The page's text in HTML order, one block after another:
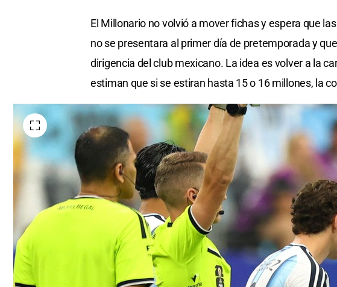
El Millonario no volvió a mover fichas y espera que
no se presentara al primer día de pretemporada y
dirigencia del club mexicano. La idea es volver a la
estiman que si se estiran hasta 15 o 16 millones, la